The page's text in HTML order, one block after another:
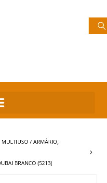
MULTIUSO / ARMÁRIO
BRANCO (5213)